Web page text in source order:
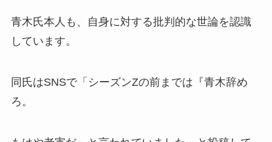
青木氏本人も、自身に対する批判的な世論を認識
しています。
同氏はSNSで「シーズンZの前までは『青木辞め
ろ。